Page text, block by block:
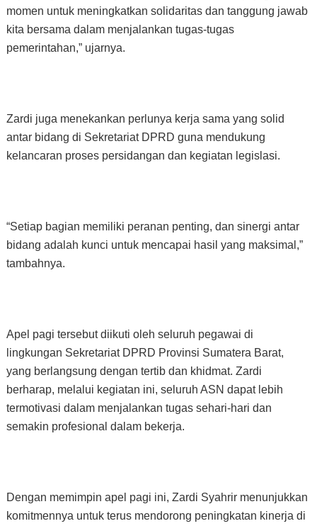
momen untuk meningkatkan solidaritas dan tanggung jawab
kita bersama dalam menjalankan tugas-tugas
pemerintahan,” ujarnya.
Zardi juga menekankan perlunya kerja sama yang solid
antar bidang di Sekretariat DPRD guna mendukung
kelancaran proses persidangan dan kegiatan legislasi.
“Setiap bagian memiliki peranan penting, dan sinergi antar
bidang adalah kunci untuk mencapai hasil yang maksimal,”
tambahnya.
Apel pagi tersebut diikuti oleh seluruh pegawai di
lingkungan Sekretariat DPRD Provinsi Sumatera Barat,
yang berlangsung dengan tertib dan khidmat. Zardi
berharap, melalui kegiatan ini, seluruh ASN dapat lebih
termotivasi dalam menjalankan tugas sehari-hari dan
semakin profesional dalam bekerja.
Dengan memimpin apel pagi ini, Zardi Syahrir menunjukkan
komitmennya untuk terus mendorong peningkatan kinerja di